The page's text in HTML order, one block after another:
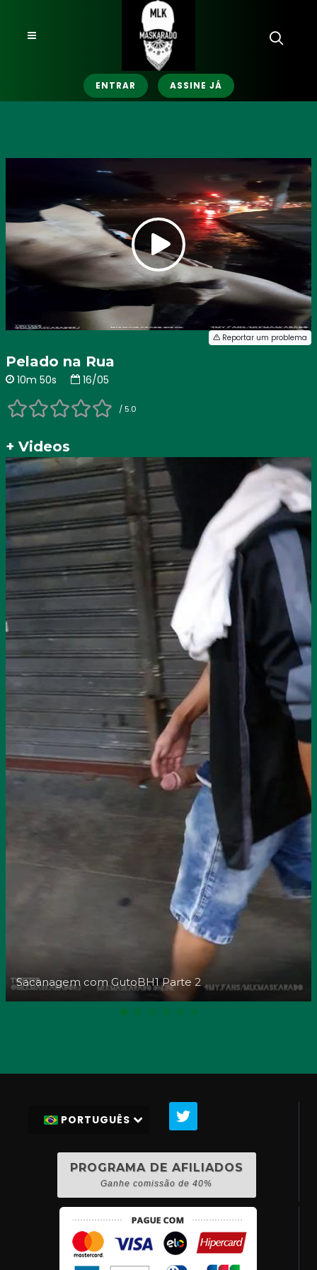
ENTRAR ASSINE JÁ
Reportar um problema
Pelado na Rua
10m 50s 16/05
/ 5.0
+ Videos
Sacanagem com GutoBH1 Parte 2
PORTUGUÊS
PROGRAMA DE AFILIADOS
Ganhe comissão de 40%